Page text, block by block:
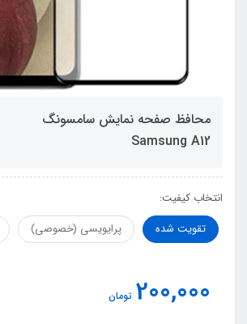
محافظ صفحه نمایش سامسونگ
Samsung A12
انتخاب کیفیت:
تقویت شده
پرایویسی (خصوصی)
200,000 تومان